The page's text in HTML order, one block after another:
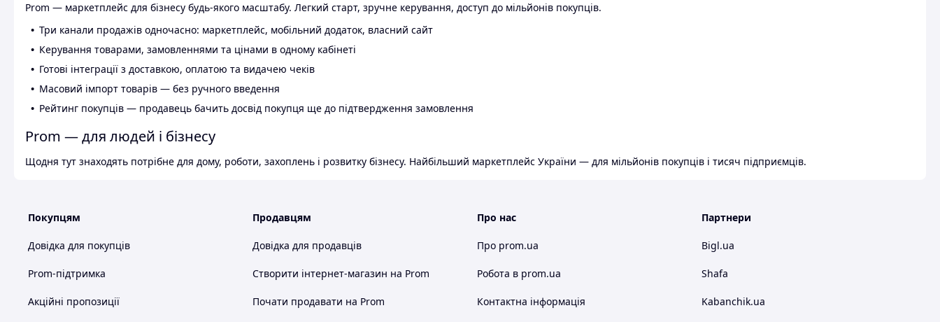
Prom — маркетплейс для бізнесу будь-якого масштабу. Легкий старт, зручне керування, доступ до мільйонів покупців.
Три канали продажів одночасно: маркетплейс, мобільний додаток, власний сайт
Керування товарами, замовленнями та цінами в одному кабінеті
Готові інтеграції з доставкою, оплатою та видачею чеків
Масовий імпорт товарів — без ручного введення
Рейтинг покупців — продавець бачить досвід покупця ще до підтвердження замовлення
Prom — для людей і бізнесу
Щодня тут знаходять потрібне для дому, роботи, захоплень і розвитку бізнесу. Найбільший маркетплейс України — для мільйонів покупців і тисяч підприємців.
Покупцям
Довідка для покупців
Prom-підтримка
Акційні пропозиції
Продавцям
Довідка для продавців
Створити інтернет-магазин на Prom
Почати продавати на Prom
Про нас
Про prom.ua
Робота в prom.ua
Контактна інформація
Партнери
Bigl.ua
Shafa
Kabanchik.ua